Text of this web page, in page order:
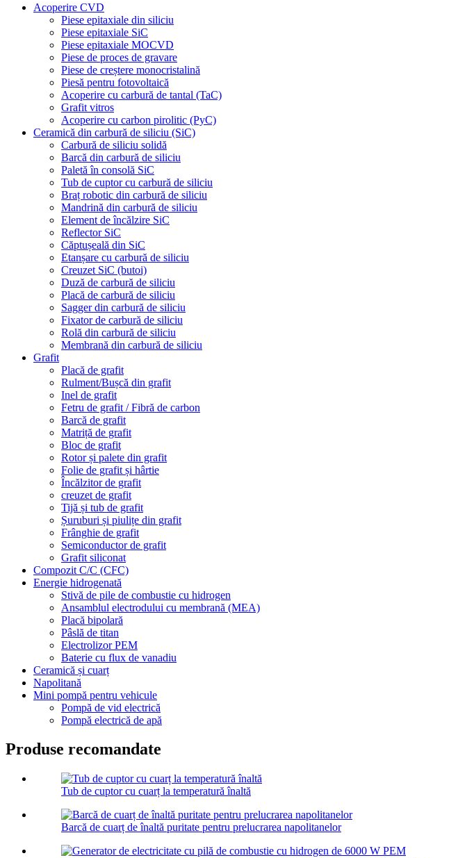
Acoperire CVD
Piese epitaxiale din siliciu
Piese epitaxiale SiC
Piese epitaxiale MOCVD
Piese de proces de gravare
Piese de creștere monocristalină
Piesă pentru fotovoltaică
Acoperire cu carbură de tantal (TaC)
Grafit vitros
Acoperire cu carbon pirolitic (PyC)
Ceramică din carbură de siliciu (SiC)
Carbură de siliciu solidă
Barcă din carbură de siliciu
Paletă în consolă SiC
Tub de cuptor cu carbură de siliciu
Braț robotic din carbură de siliciu
Mandrină din carbură de siliciu
Element de încălzire SiC
Reflector SiC
Căptușeală din SiC
Etanșare cu carbură de siliciu
Creuzet SiC (butoi)
Duză de carbură de siliciu
Placă de carbură de siliciu
Sagger din carbură de siliciu
Fixator de carbură de siliciu
Rolă din carbură de siliciu
Membrană din carbură de siliciu
Grafit
Placă de grafit
Rulment/Bușcă din grafit
Inel de grafit
Fetru de grafit / Fibră de carbon
Barcă de grafit
Matriță de grafit
Bloc de grafit
Rotor și palete din grafit
Folie de grafit și hârtie
Încălzitor de grafit
creuzet de grafit
Tijă și tub de grafit
Șuruburi și piulițe din grafit
Frânghie de grafit
Semiconductor de grafit
Grafit siliconat
Compozit C/C (CFC)
Energie hidrogenată
Stivă de pile de combustie cu hidrogen
Ansamblul electrodului cu membrană (MEA)
Placă bipolară
Pâslă de titan
Electrolizor PEM
Baterie cu flux de vanadiu
Ceramică și cuarț
Napolitană
Mini pompă pentru vehicule
Pompă de vid electrică
Pompă electrică de apă
Produse recomandate
Tub de cuptor cu cuarț la temperatură înaltă
Barcă de cuarț de înaltă puritate pentru prelucrarea napolitanelor